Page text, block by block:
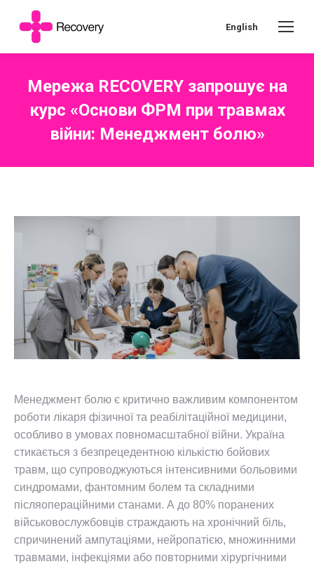
English
Мережа RECOVERY запрошує на
курс «Основи ФРМ при травмах
війни: Менеджмент болю»
Менеджмент болю є критично важливим компонентом
роботи лікаря фізичної та реабілітаційної медицини,
особливо в умовах повномасштабної війни. Україна
стикається з безпрецедентною кількістю бойових
травм, що супроводжуються інтенсивними больовими
синдромами, фантомним болем та складними
післяопераційними станами. А до 80% поранених
військовослужбовців страждають на хронічний біль,
спричинений ампутаціями, нейропатією, множинними
травмами, інфекціями або повторними хірургічними